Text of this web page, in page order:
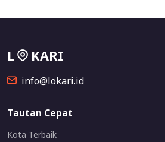
L KARI
info@lokari.id
Tautan Cepat
Kota Terbaik